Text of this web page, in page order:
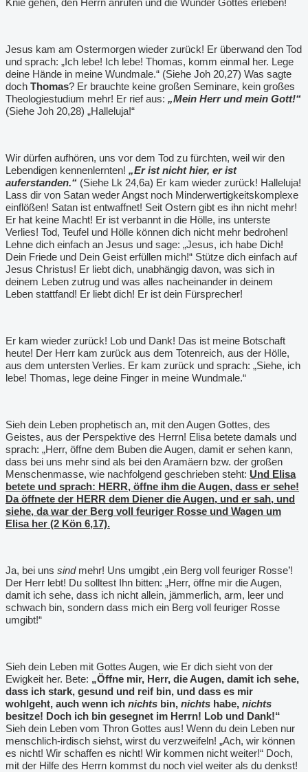
Knie gehen, den Herrn anrufen und die Wunder Gottes erleben!
Jesus kam am Ostermorgen wieder zurück! Er überwand den Tod
und sprach: „Ich lebe! Ich lebe! Thomas, komm einmal her. Lege
deine Hände in meine Wundmale.“ (Siehe Joh 20,27) Was sagte
doch Thomas? Er brauchte keine großen Seminare, kein großes
Theologiestudium mehr! Er rief aus: „Mein Herr und mein Gott!“
(Siehe Joh 20,28) „Halleluja!“
Wir dürfen aufhören, uns vor dem Tod zu fürchten, weil wir den
Lebendigen kennenlernten! „Er ist nicht hier, er ist
auferstanden.“ (Siehe Lk 24,6a) Er kam wieder zurück! Halleluja!
Lass dir von Satan weder Angst noch Minderwertigkeitskomplexe
einflößen! Satan ist entwaffnet! Seit Ostern gibt es ihn nicht mehr!
Er hat keine Macht! Er ist verbannt in die Hölle, ins unterste
Verlies! Tod, Teufel und Hölle können dich nicht mehr bedrohen!
Lehne dich einfach an Jesus und sage: „Jesus, ich habe Dich!
Dein Friede und Dein Geist erfüllen mich!“ Stütze dich einfach auf
Jesus Christus! Er liebt dich, unabhängig davon, was sich in
deinem Leben zutrug und was alles nacheinander in deinem
Leben stattfand! Er liebt dich! Er ist dein Fürsprecher!
Er kam wieder zurück! Lob und Dank! Das ist meine Botschaft
heute! Der Herr kam zurück aus dem Totenreich, aus der Hölle,
aus dem untersten Verlies. Er kam zurück und sprach: „Siehe, ich
lebe! Thomas, lege deine Finger in meine Wundmale.“
Sieh dein Leben prophetisch an, mit den Augen Gottes, des
Geistes, aus der Perspektive des Herrn! Elisa betete damals und
sprach: „Herr, öffne dem Buben die Augen, damit er sehen kann,
dass bei uns mehr sind als bei den Aramäern bzw. der großen
Menschenmasse, wie nachfolgend geschrieben steht: Und Elisa
betete und sprach: HERR, öffne ihm die Augen, dass er sehe!
Da öffnete der HERR dem Diener die Augen, und er sah, und
siehe, da war der Berg voll feuriger Rosse und Wagen um
Elisa her (2 Kön 6,17).
Ja, bei uns sindmehr! Uns umgibt ,ein Berg voll feuriger Rosse’!
Der Herr lebt! Du solltest Ihn bitten: „Herr, öffne mir die Augen,
damit ich sehe, dass ich nicht allein, jämmerlich, arm, leer und
schwach bin, sondern dass mich ein Berg voll feuriger Rosse
umgibt!“
Sieh dein Leben mit Gottes Augen, wie Er dich sieht von der
Ewigkeit her. Bete: „Öffne mir, Herr, die Augen, damit ich sehe,
dass ich stark, gesund und reif bin, und dass es mir
wohlgeht, auch wenn ich nichts bin, nichts habe, nichts
besitze! Doch ich bin gesegnet im Herrn! Lob und Dank!“
Sieh dein Leben vom Thron Gottes aus! Wenn du dein Leben nur
menschlich-irdisch siehst, wirst du verzweifeln! „Ach, wir können
es nicht! Wir schaffen es nicht! Wir kommen nicht weiter!“ Doch,
mit der Hilfe des Herrn kommst du noch viel weiter als du denkst!